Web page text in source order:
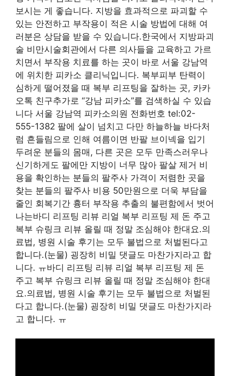
보시는 게 좋습니다. 지방을 효과적으로 파괴할 수
있는 안전하고 부작용이 적은 시술 방법에 대해 여
러분은 상담을 받을 수 있습니다.한국에서 지방파괴
술 비만시술회관에서 다른 의사들을 교육하고 가르
치면서 부작용 치료를 하는 곳이 바로 서울 강남역
에 위치한 피카소 클리닉입니다. 복부피부 탄력이
심하게 떨어졌을 때 복부 리프팅을 잘하는 곳, 카카
오톡 친구추가로 “강남 피카소”를 검색하실 수 있습
니다 서울 강남역 피카소의원 전화번호 tel:02-
555-1382 팔에 살이 넘치고 다만 하늘하늘 바다처
럼 흔들림으로 인해 여름이면 반팔 브이넥을 입기
두려운 분들의 몸매, 다른 곳은 모두 만족스러우나
신기하게도 팔에만 지방이 너무 많아 팔살 제거 비
용을 확인하는 분들의 팔주사 가격이 저렴한 곳을
찾는 분들의 팔주사 비용 50만원으로 더욱 부담을
줄인 회복기간 흉터 부작용 추출의 불편함에서 벗어
나는바디 리프팅 리뷰 리얼 복부 리프팅 제 돈 주고
복부 슈링크 리뷰 올릴 때 정말 조심해야 한대요.의
료법, 병원 시술 후기는 모두 불법으로 처벌된다고
합니다.(눈물) 굉장히 비밀 댓글도 마찬가지라고 합
니다. ㅠ바디 리프팅 리뷰 리얼 복부 리프팅 제 돈
주고 복부 슈링크 리뷰 올릴 때 정말 조심해야 한대
요.의료법, 병원 시술 후기는 모두 불법으로 처벌된
다고 합니다.(눈물) 굉장히 비밀 댓글도 마찬가지라
고 합니다. ㅠ